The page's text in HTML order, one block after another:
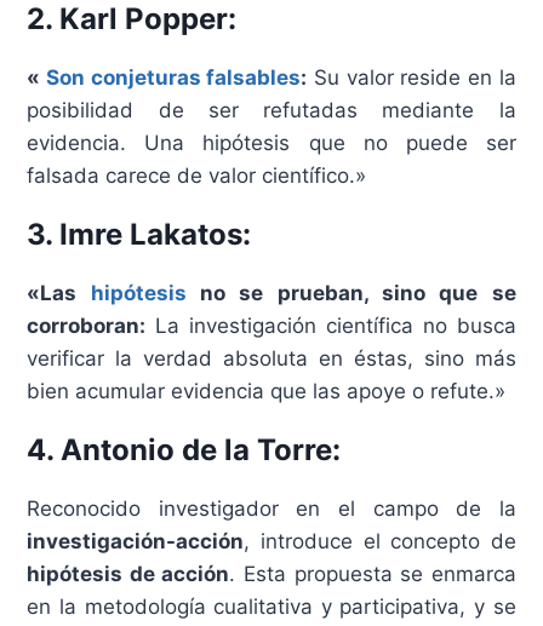
2. Karl Popper:
« Son conjeturas falsables: Su valor reside en la
posibilidad de ser refutadas mediante la
evidencia. Una hipótesis que no puede ser
falsada carece de valor científico.»
3. Imre Lakatos:
«Las hipótesis no se prueban, sino que se
corroboran: La investigación científica no busca
verificar la verdad absoluta en éstas, sino más
bien acumular evidencia que las apoye o refute.»
4. Antonio de la Torre:
Reconocido investigador en el campo de la
investigación-acción, introduce el concepto de
hipótesis de acción. Esta propuesta se enmarca
en la metodología cualitativa y participativa, y se